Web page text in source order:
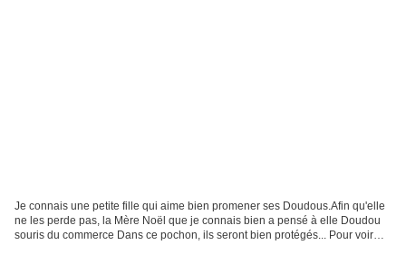
Je connais une petite fille qui aime bien promener ses Doudous.Afin qu'elle
ne les perde pas, la Mère Noël que je connais bien a pensé à elle Doudou
souris du commerce Dans ce pochon, ils seront bien protégés... Pour voir